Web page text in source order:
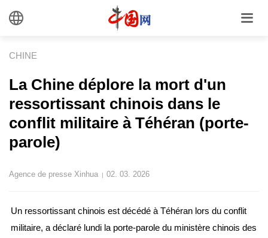
CHINE
La Chine déplore la mort d'un
ressortissant chinois dans le
conflit militaire à Téhéran (porte-
parole)
Agence de presse Xinhua | 02. 03. 2026
Un ressortissant chinois est décédé à Téhéran lors du conflit
militaire, a déclaré lundi la porte-parole du ministère chinois des